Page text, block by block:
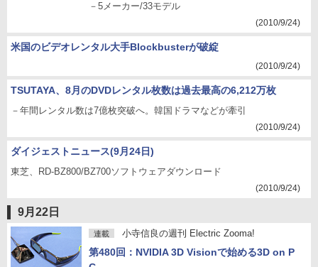
－5メーカー/33モデル
(2010/9/24)
米国のビデオレンタル大手Blockbusterが破綻
(2010/9/24)
TSUTAYA、8月のDVDレンタル枚数は過去最高の6,212万枚
－年間レンタル数は7億枚突破へ。韓国ドラマなどが牽引
(2010/9/24)
ダイジェストニュース(9月24日)
東芝、RD-BZ800/BZ700ソフトウェアダウンロード
(2010/9/24)
9月22日
連載 小寺信良の週刊 Electric Zooma!
第480回：NVIDIA 3D Visionで始める3D on P